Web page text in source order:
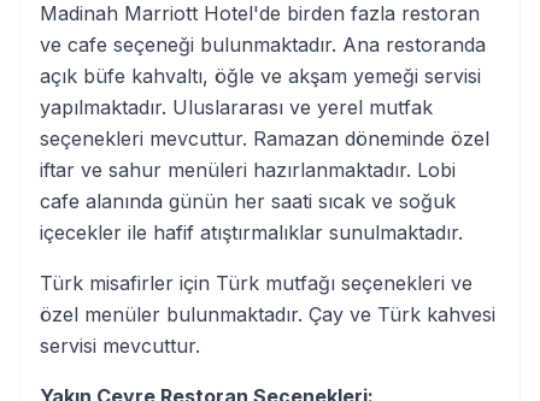
Madinah Marriott Hotel'de birden fazla restoran
ve cafe seçeneği bulunmaktadır. Ana restoranda
açık büfe kahvaltı, öğle ve akşam yemeği servisi
yapılmaktadır. Uluslararası ve yerel mutfak
seçenekleri mevcuttur. Ramazan döneminde özel
iftar ve sahur menüleri hazırlanmaktadır. Lobi
cafe alanında günün her saati sıcak ve soğuk
içecekler ile hafif atıştırmalıklar sunulmaktadır.
Türk misafirler için Türk mutfağı seçenekleri ve
özel menüler bulunmaktadır. Çay ve Türk kahvesi
servisi mevcuttur.
Yakın Çevre Restoran Seçenekleri: